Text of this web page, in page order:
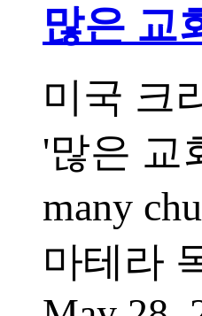
많은 교
미국 크
'많은 교
many
마테라